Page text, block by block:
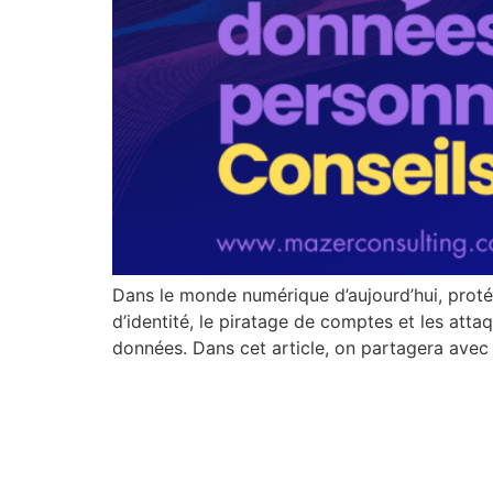
Dans le monde numérique d’aujourd’hui,
d’identité, le piratage de comptes et les
données. Dans cet article, on partagera